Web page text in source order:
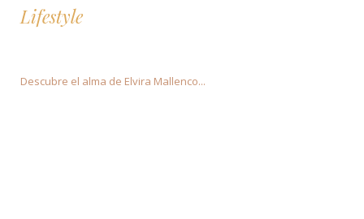
Lifestyle
Descubre el alma de Elvira Mallenco...